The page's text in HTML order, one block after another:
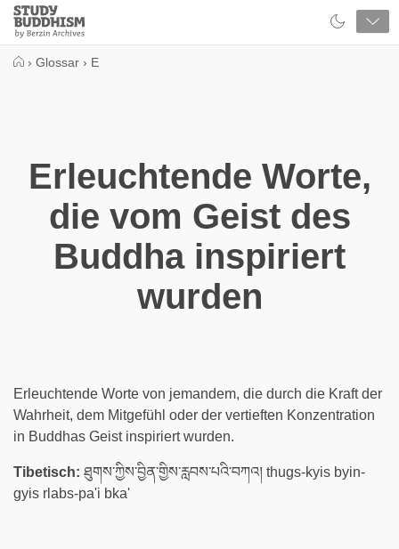
Close
Study
Buddhism
› Glossar › E
Erleuchtende Worte,
die vom Geist des
Buddha inspiriert
wurden
Erleuchtende Worte von jemandem, die durch die Kraft der
Wahrheit, dem Mitgefühl oder der vertieften Konzentration
in Buddhas Geist inspiriert wurden.
Tibetisch: ཐུགས་ཀྱིས་བྱིན་གྱིས་རླབས་པའི་བཀའ། thugs-kyis byin-
gyis rlabs-pa'i bka'